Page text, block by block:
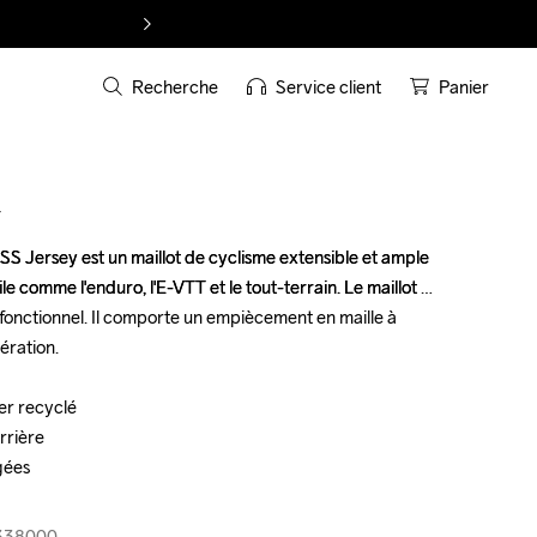
Recherche Service client Panier
Jersey est un maillot de cyclisme extensible et ample
comme l'enduro, l'E-VTT et le tout-terrain. Le maillot
Il comporte un empiècement en maille à
recyclé
Jersey est un maillot de cyclisme extensible et ample
comme l'enduro, l'E-VTT et le tout-terrain. Le maillot
Il comporte un empiècement en maille à
recyclé